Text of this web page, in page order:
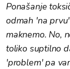
Ponašanje
odmah 'na
maknemo. No,
toliko suptilno
'problem' pa